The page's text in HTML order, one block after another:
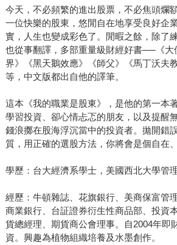
今天，不必頻繁的進出股票，不必焦頭爛
一位快樂的股東，悠閒自在地享受良好企
實，人生也變成彩色了。閒暇之餘，除了
也從事翻譯，多部重量級財經好書──《大
界》《黑天鵝效應》《師父》《馬丁沃夫
等，中文版都出自他的譯筆。
這本《我的職業是股東》，是他的第一本
學習投資、卻心情忐忑的朋友，以及提醒
錢浪擲在股海浮沉當中的投資者。拋開錯
質，用正確的選股方法，你將會是個自
學歷：台大經濟系學士，美國西北大學管
經歷：牛頓雜誌、花旗銀行、美商保富管
商業銀行、台証證券衍生性商品部、投資
貨總經理、期貨商公會理事。自2004年即
資。興趣為植物組織培養及水墨創作。